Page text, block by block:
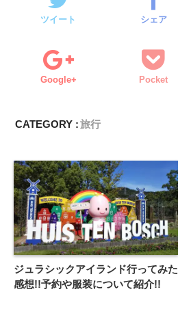
ツイート シェア
Google+ Pocket
CATEGORY :旅行
ジュラシックアイランド行ってみた
感想!!予約や服装について紹介!!